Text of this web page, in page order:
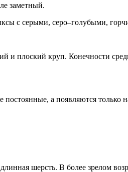
заметный.
с серыми, серо–голубыми,
и плоский круп. Конечности
а появляются только
шерсть. В более зрелом